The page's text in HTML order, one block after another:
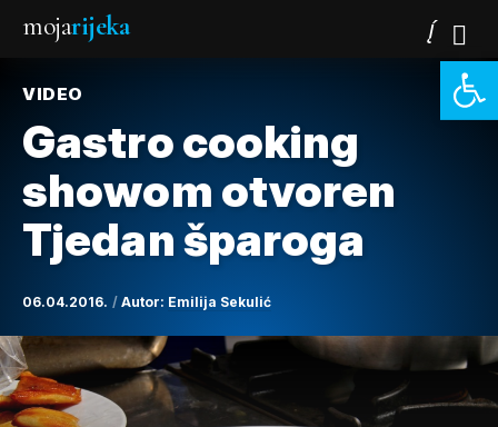
mojarijeka
VIDEO
Gastro cooking
showom otvoren
Tjedan šparoga
06.04.2016. Autor: Emilija Sekulić